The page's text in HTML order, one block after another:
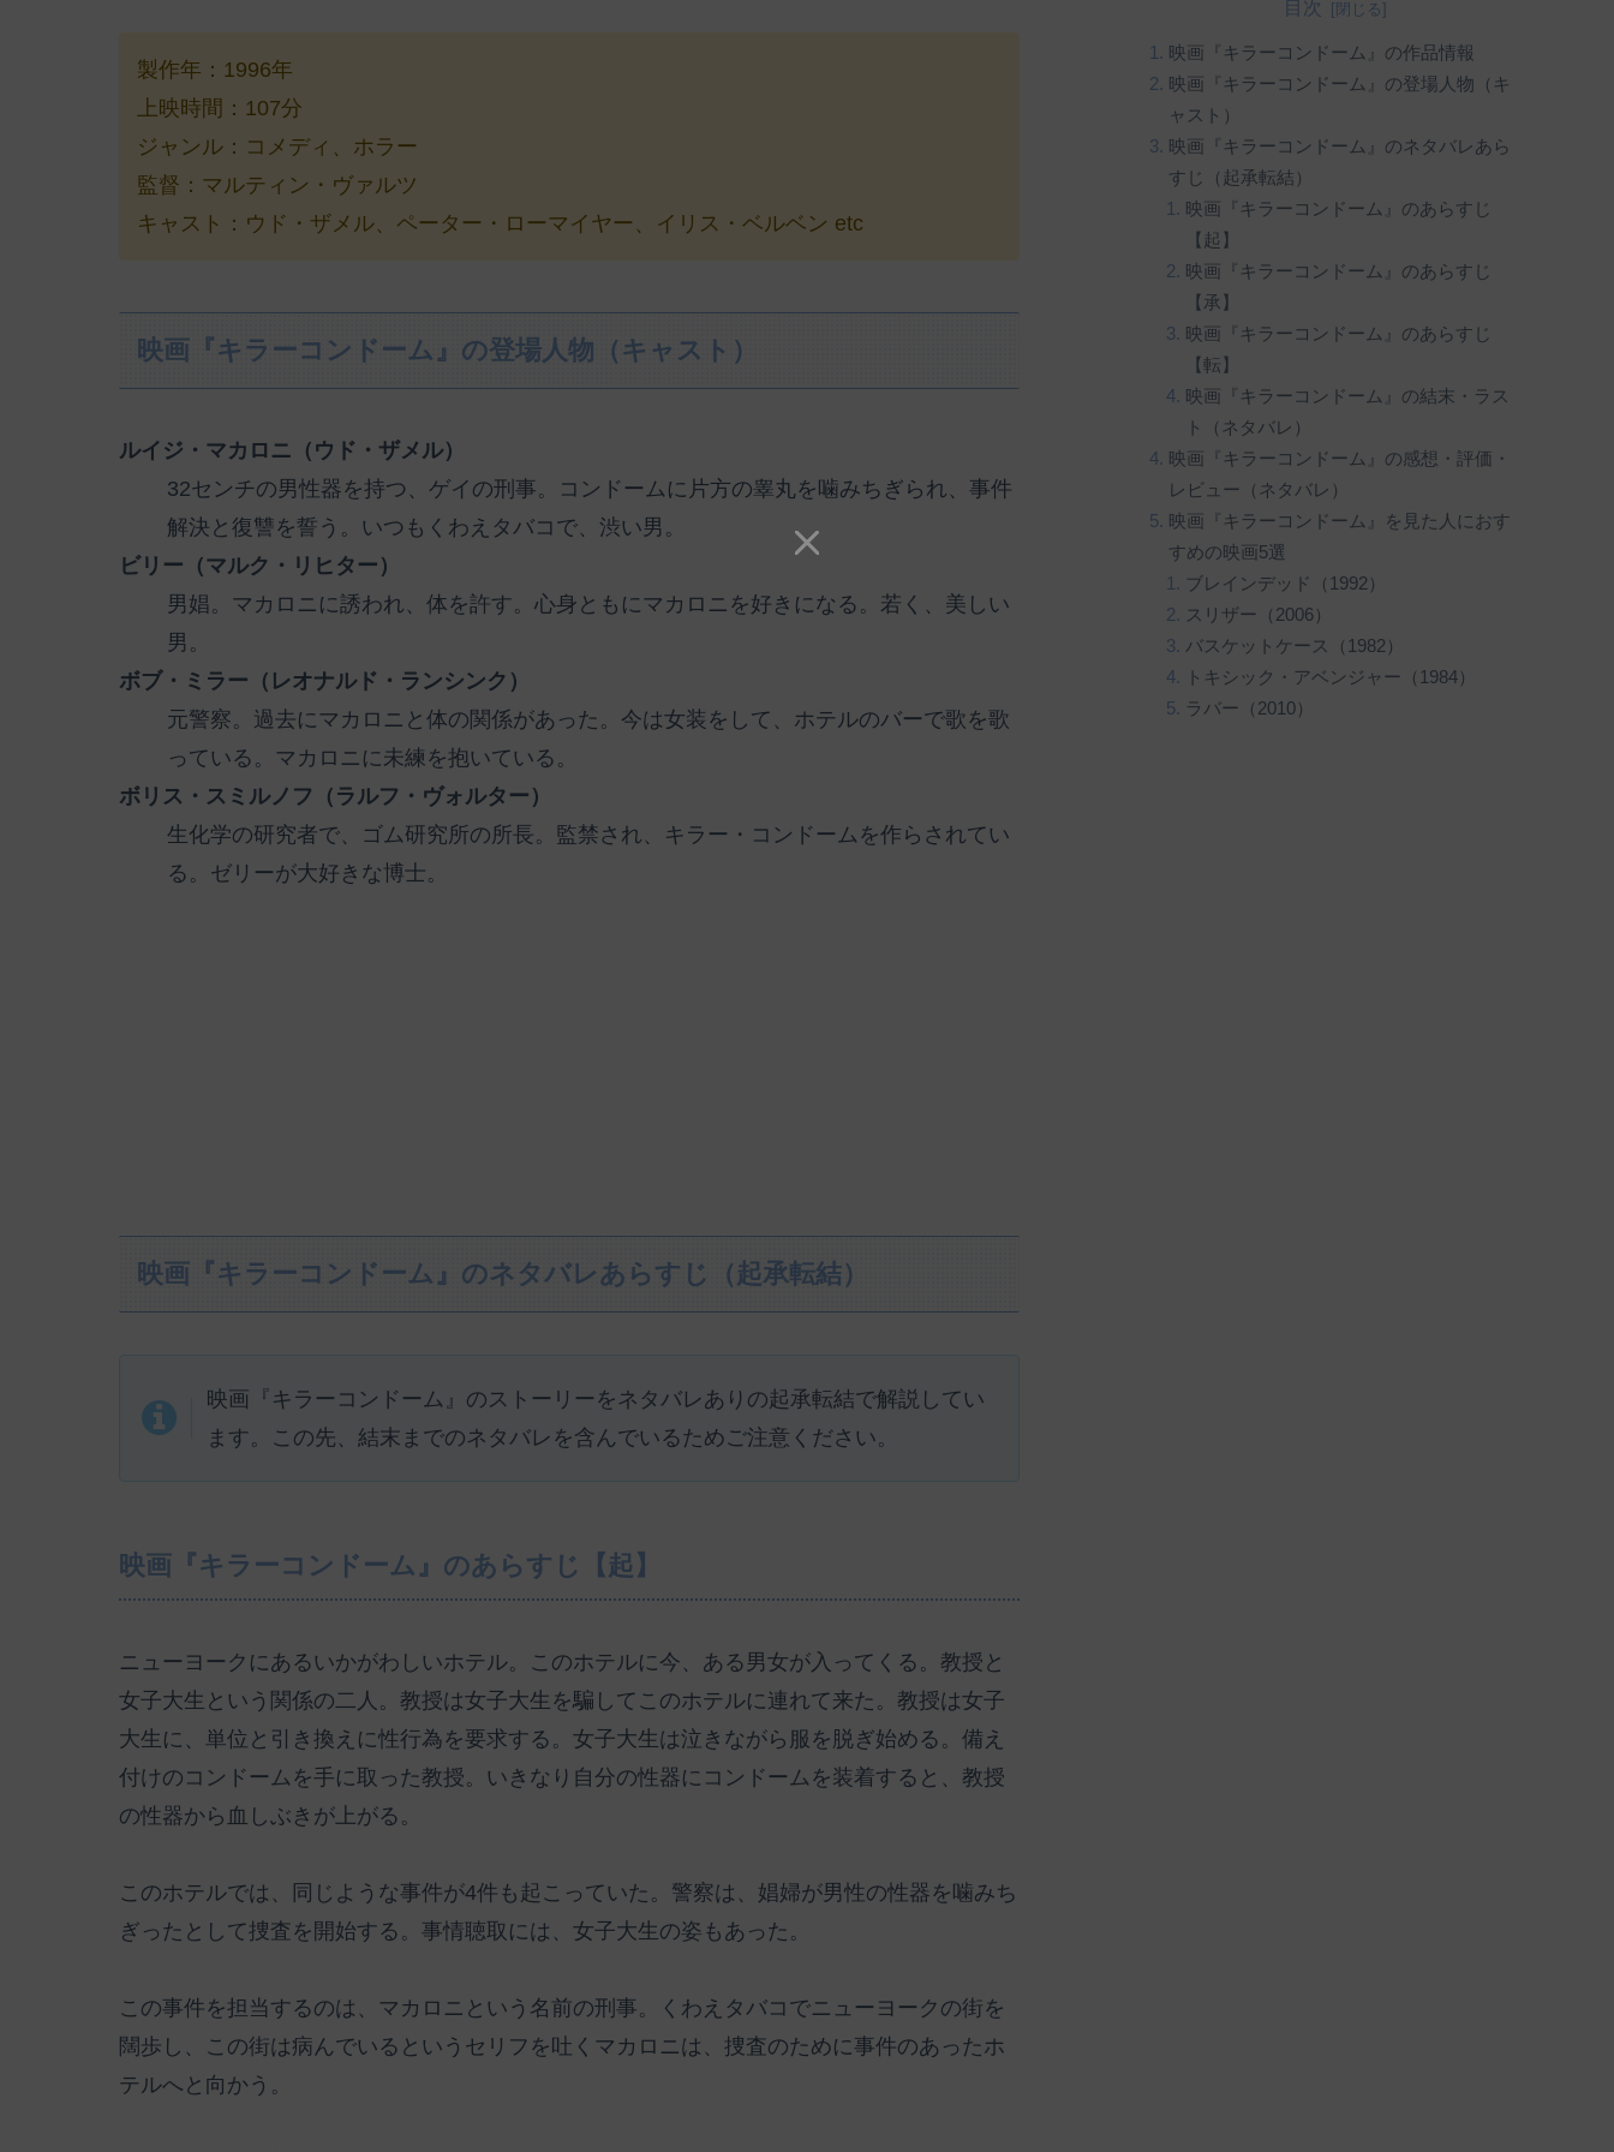
製作年：1996年
上映時間：107分
ジャンル：コメディ、ホラー
監督：マルティン・ヴァルツ
キャスト：ウド・ザメル、ペーター・ローマイヤー、イリス・ベルベン etc
映画『キラーコンドーム』の登場人物（キャスト）
ルイジ・マカロニ（ウド・ザメル）
32センチの男性器を持つ、ゲイの刑事。コンドームに片方の睾丸を噛みちぎられ、事件
解決と復讐を誓う。いつもくわえタバコで、渋い男。
ビリー（マルク・リヒター）
男娼。マカロニに誘われ、体を許す。心身ともにマカロニを好きになる。若く、美しい
男。
ボブ・ミラー（レオナルド・ランシンク）
元警察。過去にマカロニと体の関係があった。今は女装をして、ホテルのバーで歌を歌
っている。マカロニに未練を抱いている。
ボリス・スミルノフ（ラルフ・ヴォルター）
生化学の研究者で、ゴム研究所の所長。監禁され、キラー・コンドームを作らされてい
る。ゼリーが大好きな博士。
映画『キラーコンドーム』のネタバレあらすじ（起承転結）
映画『キラーコンドーム』のストーリーをネタバレありの起承転結で解説してい
ます。この先、結末までのネタバレを含んでいるためご注意ください。
映画『キラーコンドーム』のあらすじ【起】
ニューヨークにあるいかがわしいホテル。このホテルに今、ある男女が入ってくる。教授と
女子大生という関係の二人。教授は女子大生を騙してこのホテルに連れて来た。教授は女子
大生に、単位と引き換えに性行為を要求する。女子大生は泣きながら服を脱ぎ始める。備え
付けのコンドームを手に取った教授。いきなり自分の性器にコンドームを装着すると、教授
の性器から血しぶきが上がる。
このホテルでは、同じような事件が4件も起こっていた。警察は、娼婦が男性の性器を噛みち
ぎったとして捜査を開始する。事情聴取には、女子大生の姿もあった。
この事件を担当するのは、マカロニという名前の刑事。くわえタバコでニューヨークの街を
闊歩し、この街は病んでいるというセリフを吐くマカロニは、捜査のために事件のあったホ
テルへと向かう。
目次
映画『キラーコンドーム』の作品情報
映画『キラーコンドーム』の登場人物（キ
ャスト）
映画『キラーコンドーム』のネタバレあら
すじ（起承転結）
映画『キラーコンドーム』のあらすじ
【起】
映画『キラーコンドーム』のあらすじ
【承】
映画『キラーコンドーム』のあらすじ
【転】
映画『キラーコンドーム』の結末・ラス
ト（ネタバレ）
映画『キラーコンドーム』の感想・評価・
レビュー（ネタバレ）
映画『キラーコンドーム』を見た人におす
すめの映画5選
ブレインデッド（1992）
スリザー（2006）
バスケットケース（1982）
トキシック・アベンジャー（1984）
ラバー（2010）